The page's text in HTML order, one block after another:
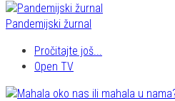
Pandemijski žurnal
Pročitajte još...
Open TV